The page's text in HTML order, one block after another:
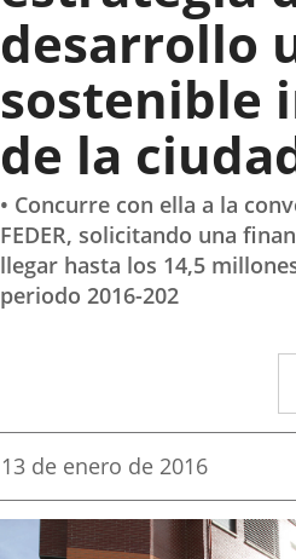
desarrollo
sostenible
de la
• Concurre con ella a la
FEDER, solicitando una
llegar hasta los 14,5
periodo 2016-202
Fecha
la
noticia
13 de enero de 2016